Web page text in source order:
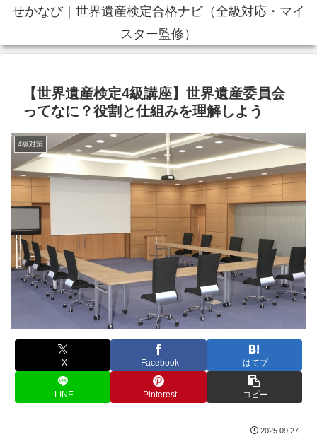
せかなび｜世界遺産検定合格ナビ（全級対応・マイ
スター監修）
【世界遺産検定4級講座】世界遺産委員会
ってなに？役割と仕組みを理解しよう
4級対策
X Facebook はてブ
LINE Pinterest コピー
2025.09.27